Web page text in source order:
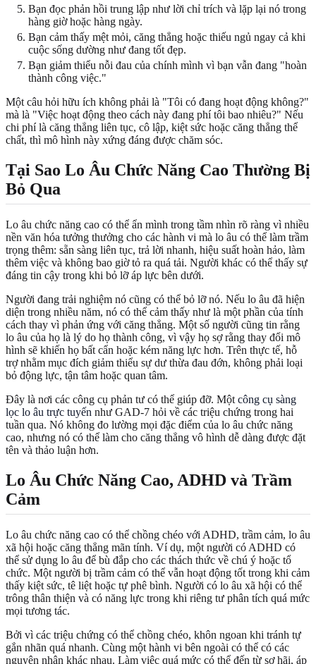
Bạn đọc phản hồi trung lập như lời chỉ trích và lặp lại nó trong
hàng giờ hoặc hàng ngày.
Bạn cảm thấy mệt mỏi, căng thẳng hoặc thiếu ngủ ngay cả khi
cuộc sống dường như đang tốt đẹp.
Bạn giảm thiểu nỗi đau của chính mình vì bạn vẫn đang "hoàn
thành công việc."
Một câu hỏi hữu ích không phải là "Tôi có đang hoạt động không?"
mà là "Việc hoạt động theo cách này đang phí tôi bao nhiêu?" Nếu
chi phí là căng thẳng liên tục, cô lập, kiệt sức hoặc căng thẳng thể
chất, thì mô hình này xứng đáng được chăm sóc.
Tại Sao Lo Âu Chức Năng Cao Thường Bị
Bỏ Qua
Lo âu chức năng cao có thể ẩn mình trong tầm nhìn rõ ràng vì nhiều
nền văn hóa tưởng thưởng cho các hành vi mà lo âu có thể làm trầm
trọng thêm: sẵn sàng liên tục, trả lời nhanh, hiệu suất hoàn hảo, làm
thêm việc và không bao giờ tỏ ra quá tải. Người khác có thể thấy sự
đáng tin cậy trong khi bỏ lỡ áp lực bên dưới.
Người đang trải nghiệm nó cũng có thể bỏ lỡ nó. Nếu lo âu đã hiện
diện trong nhiều năm, nó có thể cảm thấy như là một phần của tính
cách thay vì phản ứng với căng thẳng. Một số người cũng tin rằng
lo âu của họ là lý do họ thành công, vì vậy họ sợ rằng thay đổi mô
hình sẽ khiến họ bất cẩn hoặc kém năng lực hơn. Trên thực tế, hỗ
trợ nhằm mục đích giảm thiểu sự dư thừa đau đớn, không phải loại
bỏ động lực, tận tâm hoặc quan tâm.
Đây là nơi các công cụ phản tư có thể giúp đỡ. Một công cụ sàng
lọc lo âu trực tuyến như GAD-7 hỏi về các triệu chứng trong hai
tuần qua. Nó không đo lường mọi đặc điểm của lo âu chức năng
cao, nhưng nó có thể làm cho căng thẳng vô hình dễ dàng được đặt
tên và thảo luận hơn.
Lo Âu Chức Năng Cao, ADHD và Trầm
Cảm
Lo âu chức năng cao có thể chồng chéo với ADHD, trầm cảm, lo âu
xã hội hoặc căng thẳng mãn tính. Ví dụ, một người có ADHD có
thể sử dụng lo âu để bù đắp cho các thách thức về chú ý hoặc tổ
chức. Một người bị trầm cảm có thể vẫn hoạt động tốt trong khi cảm
thấy kiệt sức, tê liệt hoặc tự phê bình. Người có lo âu xã hội có thể
trông thân thiện và có năng lực trong khi riêng tư phân tích quá mức
mọi tương tác.
Bởi vì các triệu chứng có thể chồng chéo, khôn ngoan khi tránh tự
gắn nhãn quá nhanh. Cùng một hành vi bên ngoài có thể có các
nguyên nhân khác nhau. Làm việc quá mức có thể đến từ sợ hãi, áp